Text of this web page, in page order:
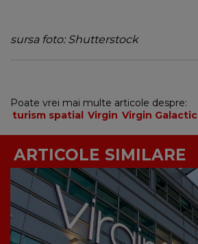
sursa foto: Shutterstock
Poate vrei mai multe articole despre:
turism spatial Virgin Virgin Galactic
ARTICOLE SIMILARE